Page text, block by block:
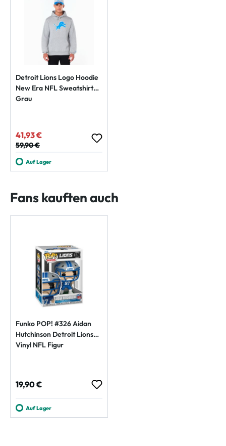
Detroit Lions Logo Hoodie
New Era NFL Sweatshirt
Grau
Verkaufspreis:
41,93 €
Regulärer Preis:
59,90 €
Auf Lager
Fans kauften auch
Funko POP! #326 Aidan
Hutchinson Detroit Lions
Vinyl NFL Figur
Regulärer Preis:
19,90 €
Auf Lager